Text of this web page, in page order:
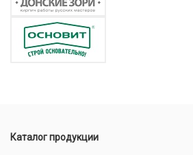
Каталог продукции